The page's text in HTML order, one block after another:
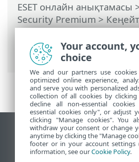
ESET онлайн анықтамасы
Security Premium>
>Қарап шығулар>HIPS –
негізіндегі енуді
HIPS ерекшеліктері
Жұмыс үстеліндегі сайтты
End of Life
ESET білім қоры
Your account,
choice
We and our partners use
optimized online experience,
and serve you with personalized
collection of all cookies by
decline all non-essential
essential cookies only", or adjust
clicking "Manage cookies". You
withdraw your consent or change
anytime by clicking the "Manage
footer or in your account settings
information, see ourCookie Policy.